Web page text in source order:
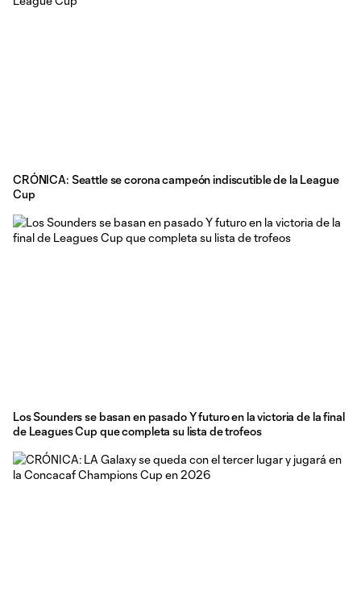
CRÓNICA: Seattle se corona campeón indiscutible de la League
Cup
Los Sounders se basan en pasado Y futuro en la victoria de la final
de Leagues Cup que completa su lista de trofeos